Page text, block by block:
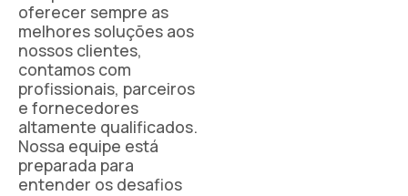
oferecer sempre as
melhores soluções aos
nossos clientes,
contamos com
profissionais, parceiros
e fornecedores
altamente qualificados.
Nossa equipe está
preparada para
entender os desafios